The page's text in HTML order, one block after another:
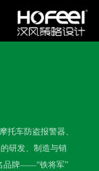
车防盗报警器、
研发、制造与销
品牌——“铁将军”